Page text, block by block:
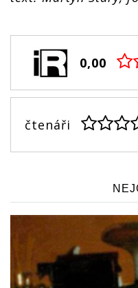
0,00
čtenáři